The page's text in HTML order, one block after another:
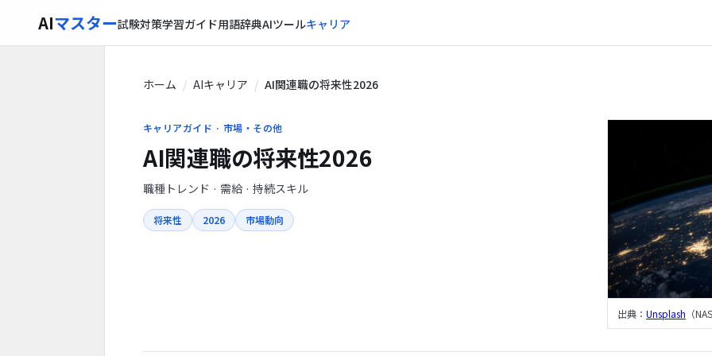
AIマスター試験対策学習ガイド用語辞典AIツールキャリア
ホーム AIキャリア AI関連職の将来性2026
キャリアガイド · 市場・その他
AI関連職の将来性2026
職種トレンド · 需給 · 持続スキル
将来性 2026 市場動向
出典： Unsplash （